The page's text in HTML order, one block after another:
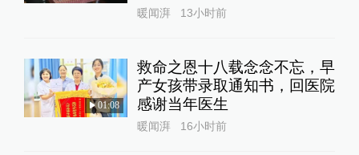
暖闻湃 13小时前
01:08
救命之恩十八载念念不忘，早
产女孩带录取通知书，回医院
感谢当年医生
暖闻湃 16小时前